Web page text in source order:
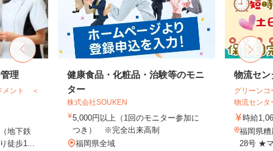
理
メント ＜
地下鉄
徒歩1...
健康食品・化粧品・治験等のモニ
ター
株式会社SOUKEN
5,000円以上（1回のモニター参加に
つき） ※完全出来高制
福岡県全域
物流セン
グリーン
物流センタ
時給
福岡県糟
28号 ★